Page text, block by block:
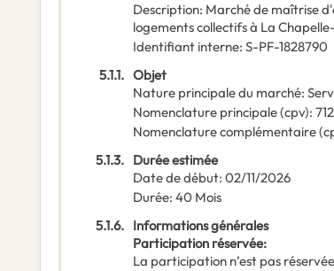
Description: Marché de maîtrise
logements collectifs à La
Identifiant interne: S-PF-1828790
5.1.1. Objet
Nature principale du marché:
Nomenclature principale(cpv):
Nomenclature complémentaire(
5.1.3. Durée estimée
Date de début: 02/11/2026
Durée: 40 Mois
5.1.6. Informations générales
Participation réservée:
La participation n’est pas